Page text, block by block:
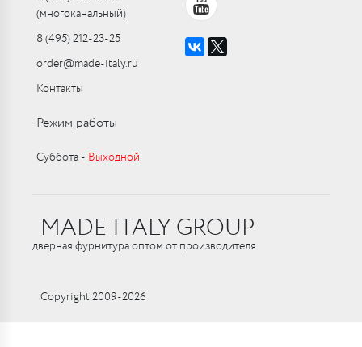
(многоканальный)
8 (495) 212-23-25
order@made-italy.ru
Контакты
Режим работы
Суббота ‑ Выходной
MADE ITALY GROUP
дверная фурнитура оптом от производителя
Copyright 2009-2026